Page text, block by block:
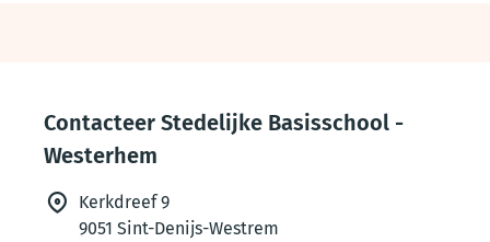
footerContacteer Stedelijke Basisschool -
Westerhem
Kerkdreef 9
9051 Sint-Denijs-Westrem